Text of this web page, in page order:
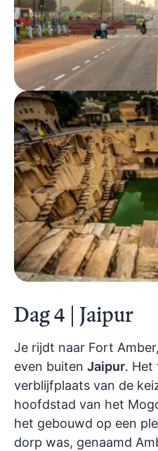
Dag 4 | Jaipur
Je rijdt naar Fort
even buiten Jaipur. Het
verblijfplaats van de
hoofdstad van het
het gebouwd op een
dorp was, genaamd